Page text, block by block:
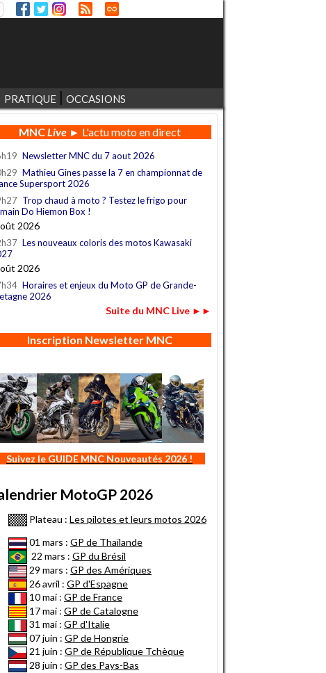
PRATIQUE OCCASIONS
MNCLive► L'actu moto en direct
Newsletter MNC du 7 aout 2026
Mathieu Gines passe la 7 en championnat de
Supersport 2026
Trop chaud à moto ? Testez le frigo pour
Do Hiemon Box !
2026
Les nouveaux coloris des motos Kawasaki
2026
Horaires et enjeux du Moto GP de Grande-
2026
Suite du MNC Live ►►
Inscription Newsletter MNC
Suivez le GUIDE MNC Nouveautés 2026 !
MotoGP 2026
Plateau : Les pilotes et leurs motos 2026
01 mars : GP de Thaïlande
22 mars : GP du Brésil
29 mars : GP des Amériques
26 avril : GP d'Espagne
10 mai : GP de France
17 mai : GP de Catalogne
31 mai : GP d'Italie
07 juin : GP de Hongrie
21 juin : GP de République Tchèque
28 juin : GP des Pays-Bas